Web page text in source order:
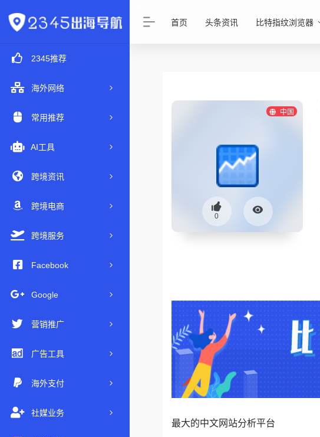
2345推荐
海外网络
常用推荐
AI工具
跨境资讯
跨境电商
跨境服务
Facebook
Google
营销推广
广告工具
海外支付
社媒业务
首页 头条资讯 比特指纹浏览器
中国
0
最大的中文网站分析平台